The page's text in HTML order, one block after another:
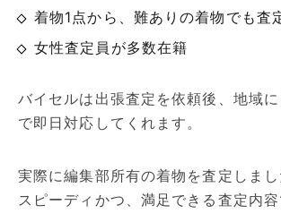
着物1点から、難ありの着物でも査
女性査定員が多数在籍
バイセルは出張査定を依頼後、地域
で即日対応してくれます。
実際に編集部所有の着物を査定しま
スピーディかつ、満足できる査定内容